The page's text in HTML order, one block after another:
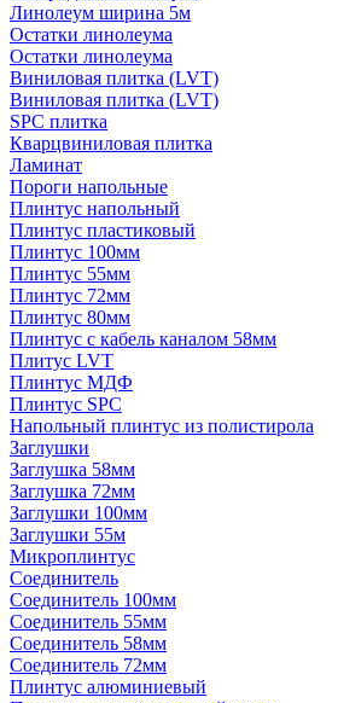
Линолеум ширина 5м
Остатки линолеума
Остатки линолеума
Виниловая плитка (LVT)
Виниловая плитка (LVT)
SPC плитка
Кварцвиниловая плитка
Ламинат
Пороги напольные
Плинтус напольный
Плинтус пластиковый
Плинтус 100мм
Плинтус 55мм
Плинтус 72мм
Плинтус 80мм
Плинтус с кабель каналом 58мм
Плитус LVT
Плинтус МДФ
Плинтус SPC
Напольный плинтус из полистирола
Заглушки
Заглушка 58мм
Заглушка 72мм
Заглушки 100мм
Заглушки 55м
Микроплинтус
Соединитель
Соединитель 100мм
Соединитель 55мм
Соединитель 58мм
Соединитель 72мм
Плинтус алюминиевый